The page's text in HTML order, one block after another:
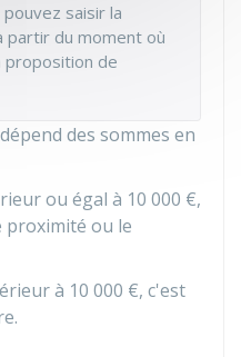
saisir la
partir du moment où
de
des sommes en
ou égal à 10 000 €,
proximité ou le
à 10 000 €, c'est